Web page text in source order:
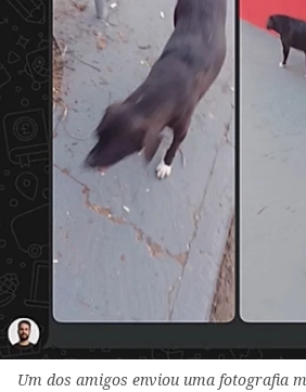
Um dos amigos enviou uma fotografia